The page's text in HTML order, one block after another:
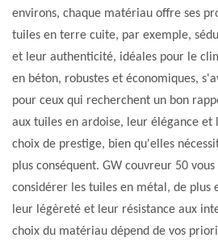
environs, chaque matériau offre ses
tuiles en terre cuite, par exemple,
et leur authenticité, idéales pour le
en béton, robustes et économiques,
pour ceux qui recherchent un bon
aux tuiles en ardoise, leur élégance
choix de prestige, bien qu'elles
plus conséquent. GW couvreur 50
considérer les tuiles en métal, de plus
leur légèreté et leur résistance aux
choix du matériau dépend de vos